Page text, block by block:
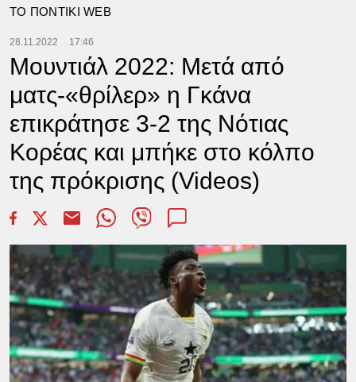
TΟ ΠΟΝΤΙΚΙ WEB
28.11.2022 17:46
Μουντιάλ 2022: Μετά από
ματς-«θρίλερ» η Γκάνα
επικράτησε 3-2 της Νότιας
Κορέας και μπήκε στο κόλπο
της πρόκρισης (Videos)